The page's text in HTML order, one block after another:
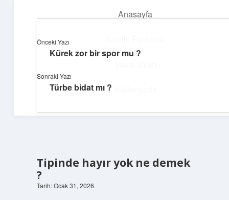
Anasayfa
Topluluk ve İlham
Tipinde hayır yok ne demek
?
Tarih: Ocak 31, 2026
Önceki Yazı
Kürek zor bir spor mu ?
Sonraki Yazı
Türbe bidat mı ?